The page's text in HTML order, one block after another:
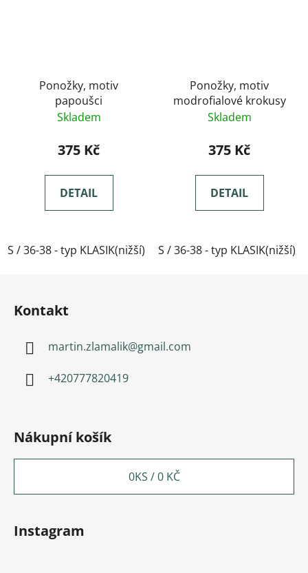
Ponožky, motiv
papoušci
Skladem
375 Kč
DETAIL
S / 36-38 - typ KLASIK(nižší) M / 39-41- typ KLASIK(nižší)
Ponožky, motiv
modrofialové krokusy
Skladem
375 Kč
DETAIL
S / 36-38 - typ KLASIK(nižší)
Kontakt
martin.zlamalik@gmail.com
+420777820419
Nákupní košík
0KS /0 KČ
Instagram